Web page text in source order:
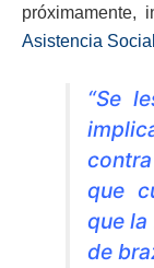
próximamente,
Asistencia
“Se
que
que
de